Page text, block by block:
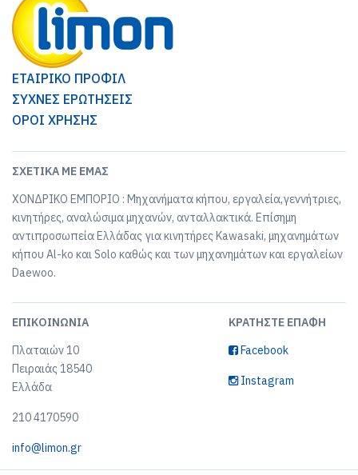
ΕΤΑΙΡΙΚΟ ΠΡΟΦΙΛ
ΣΥΧΝΕΣ ΕΡΩΤΗΣΕΙΣ
ΟΡΟΙ ΧΡΗΣΗΣ
ΣΧΕΤΙΚΆ ΜΕ ΕΜΆΣ
ΧΟΝΔΡΙΚΟ ΕΜΠΟΡΙΟ : Μηχανήματα κήπου, εργαλεία,γεννήτριες,
κινητήρες, αναλώσιμα μηχανών, ανταλλακτικά. Επίσημη
αντιπροσωπεία Ελλάδας για κινητήρες Kawasaki, μηχανημάτων
κήπου Al-ko και Solo καθώς και των μηχανημάτων και εργαλείων
Daewoo.
ΕΠΙΚΟΙΝΩΝΊΑ
Πλαταιών 10
Πειραιάς 18540
Ελλάδα
210 4170590
info@limon.gr
ΚΡΑΤΉΣΤΕ ΕΠΑΦΉ
Facebook
Instagram